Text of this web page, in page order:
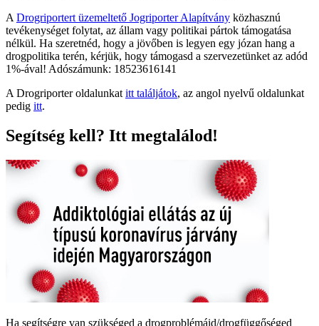
A Drogriportert üzemeltető Jogriporter Alapítvány közhasznú
tevékenységet folytat, az állam vagy politikai pártok támogatása
nélkül. Ha szeretnéd, hogy a jövőben is legyen egy józan hang a
drogpolitika terén, kérjük, hogy támogasd a szervezetünket az adód
1%-ával! Adószámunk: 18523616141
A Drogriporter oldalunkat itt találjátok, az angol nyelvű oldalunkat
pedig itt.
Segítség kell? Itt megtalálod!
Ha segítségre van szükséged a drogproblémáid/drogfüggőséged